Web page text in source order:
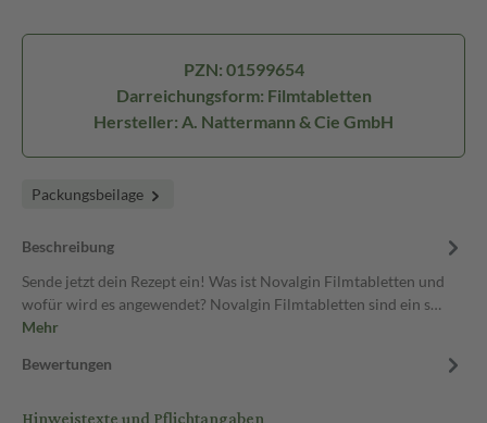
PZN: 01599654
Darreichungsform: Filmtabletten
Hersteller: A. Nattermann & Cie GmbH
Packungsbeilage
Beschreibung
Sende jetzt dein Rezept ein! Was ist Novalgin Filmtabletten und
wofür wird es angewendet? Novalgin Filmtabletten sind ein s…
Mehr
Bewertungen